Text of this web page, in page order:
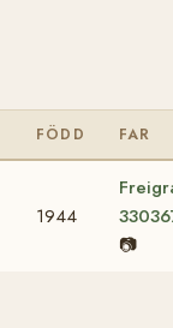
FÖDD FAR
1944
📷